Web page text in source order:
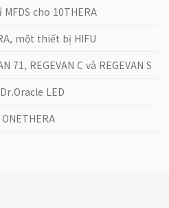
cho 10THERA
một thiết bị HIFU
71, REGEVAN C và REGEVAN S
LED